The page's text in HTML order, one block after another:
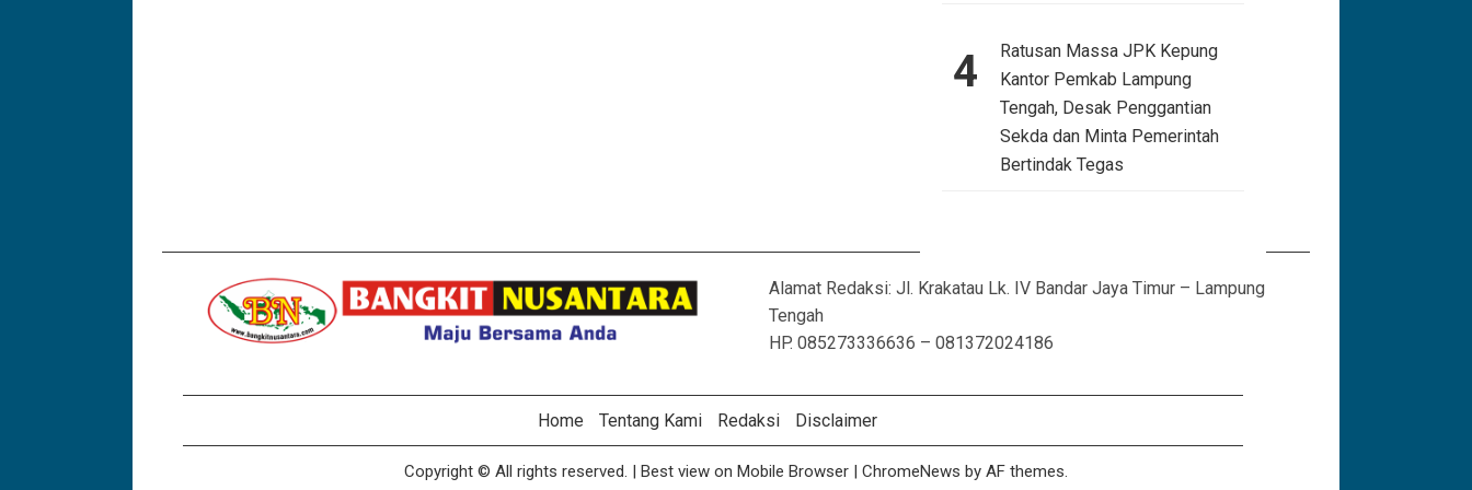
4
Ratusan Massa JPK Kepung
Kantor Pemkab Lampung
Tengah, Desak Penggantian
Sekda dan Minta Pemerintah
Bertindak Tegas
Alamat Redaksi: Jl. Krakatau Lk. IV Bandar Jaya Timur – Lampung
Tengah
HP. 085273336636 – 081372024186
Home Tentang Kami Redaksi Disclaimer
Copyright © All rights reserved. | Best view on Mobile Browser | ChromeNews by AF themes.